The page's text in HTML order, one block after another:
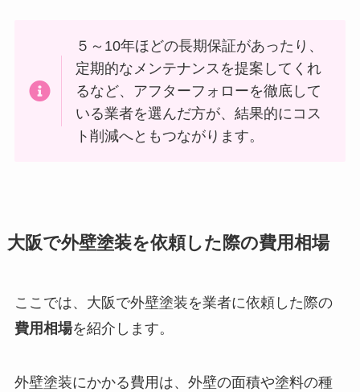
５～10年ほどの長期保証があったり、
定期的なメンテナンスを提案してくれ
るなど、アフターフォローを徹底して
いる業者を選んだ方が、結果的にコス
ト削減へともつながります。
大阪で外壁塗装を依頼した際の費用相場
ここでは、大阪で外壁塗装を業者に依頼した際の
費用相場を紹介します。
外壁塗装にかかる費用は、外壁の面積や塗料の種